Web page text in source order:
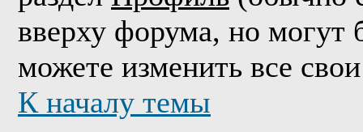
вверху форума, но
можете изменить все
К началу темы